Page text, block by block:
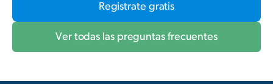
Registrate gratis
Ver todas las preguntas frecuentes